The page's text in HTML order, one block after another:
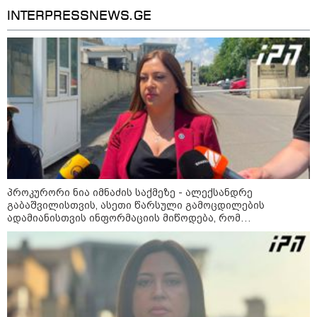
13:24 / 07-08-2026
"საქართველოსთვის თქვენზე ნაკლები
მებრძოლის დედა ვატირე!" - რას ამბობს
გიორგი ბარამიძე პროკურატურის
განცხადების შემდეგ
INTERPRESSNEWS.GE
პროკურორი ნია იმნაძის საქმეზე - ალექსანდრე
გაბაშვილისთვის, ასეთი წარსული გამოცდილების
ადამიანისთვის ინფორმაციის მიწოდება, რომ
მასწავლებელი სექსუალურად ავიწროებდა,
ფაქტობრივად, წაქეზება იყო